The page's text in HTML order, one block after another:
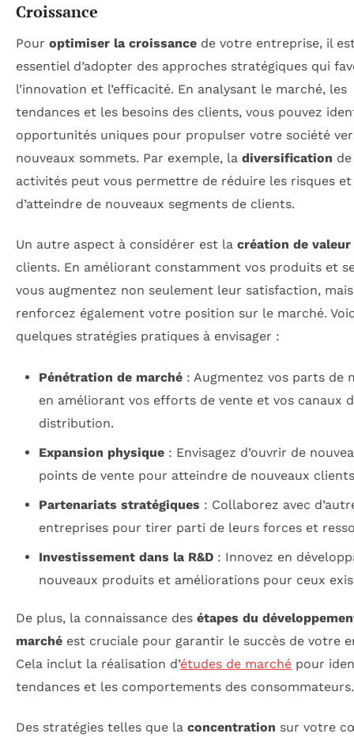
Croissance
Pour optimiser la croissance de votre entreprise, il
essentiel d’adopter des approches stratégiques qui
l’innovation et l’efficacité. En analysant le marché, les
tendances et les besoins des clients, vous pouvez
opportunités uniques pour propulser votre société
nouveaux sommets. Par exemple, la diversification
activités peut vous permettre de réduire les risques et
d’atteindre de nouveaux segments de clients.
Un autre aspect à considérer est la création de valeur
clients. En améliorant constamment vos produits et
vous augmentez non seulement leur satisfaction,
renforcez également votre position sur le marché.
quelques stratégies pratiques à envisager :
Pénétration de marché: Augmentez vos parts de
en améliorant vos efforts de vente et vos canaux
distribution.
Expansion physique: Envisagez d’ouvrir de
points de vente pour atteindre de nouveaux
Partenariats stratégiques : Collaborez avec
entreprises pour tirer parti de leurs forces et
Investissement dans la R&D: Innovez en
nouveaux produits et améliorations pour ceux
De plus, la connaissance des étapes du
marché est cruciale pour garantir le succès de votre
Cela inclut la réalisation d’études de marché pour
tendances et les comportements des consommateurs.
Des stratégies telles que la concentration sur votre